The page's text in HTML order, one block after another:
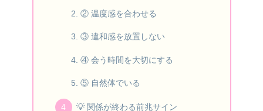
② 温度感を合わせる
③ 違和感を放置しない
④ 会う時間を大切にする
⑤ 自然体でいる
💡 関係が終わる前兆サイン